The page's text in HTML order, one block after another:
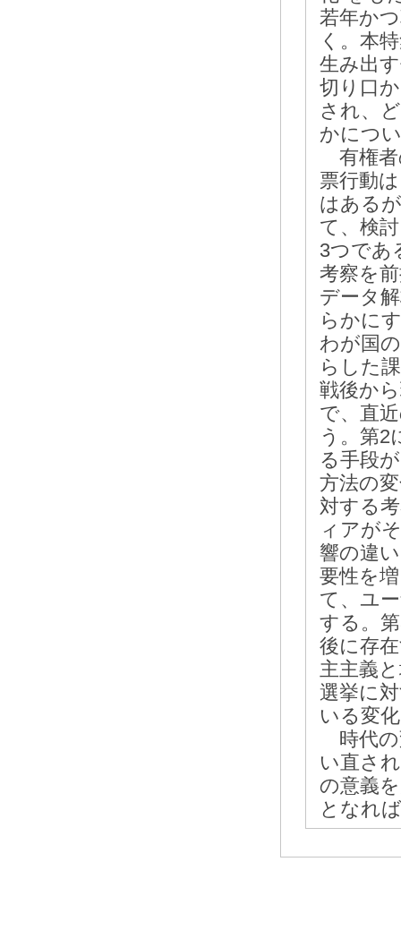
若年か
く。本
生み出
切り口
され、
かにつ
有権者
票行動
はある
て、検
3つであ
考察を
データ
らかに
わが国
らした
戦後か
で、直
う。第2
る手段
方法の
対する
ィアが
響の違
要性を
て、ユ
する。
後に存
主主義
選挙に
いる変
時代の
い直さ
の意義
となれ